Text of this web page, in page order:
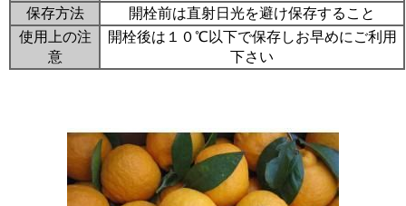
保存方法
開栓前は直射日光を避け保存すること
使用上の注
意
開栓後は１０℃以下で保存しお早めにご利用
下さい